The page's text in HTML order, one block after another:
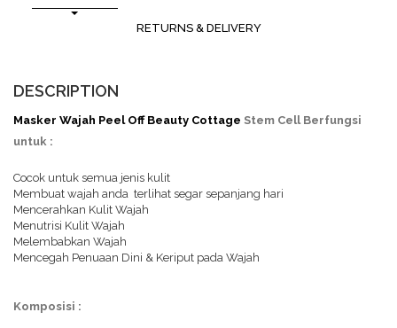
RETURNS & DELIVERY
DESCRIPTION
Masker Wajah Peel Off Beauty Cottage Stem Cell Berfungsi
untuk :
Cocok untuk semua jenis kulit
Membuat wajah anda terlihat segar sepanjang hari
Mencerahkan Kulit Wajah
Menutrisi Kulit Wajah
Melembabkan Wajah
Mencegah Penuaan Dini & Keriput pada Wajah
Komposisi :